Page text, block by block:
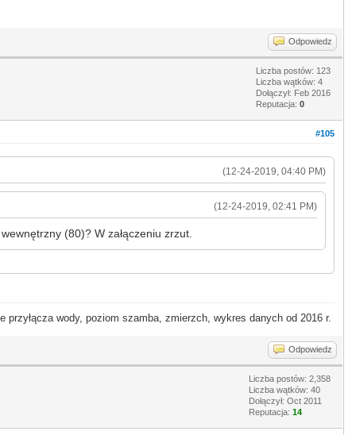
Odpowiedz
Liczba postów: 123
Liczba wątków: 4
Dołączył: Feb 2016
Reputacja: 0
#105
(12-24-2019, 04:40 PM)
(12-24-2019, 02:41 PM)
(80)? W załączeniu zrzut.
przyłącza wody, poziom szamba, zmierzch, wykres danych od 2016 r.
Odpowiedz
Liczba postów: 2,358
Liczba wątków: 40
Dołączył: Oct 2011
Reputacja: 14